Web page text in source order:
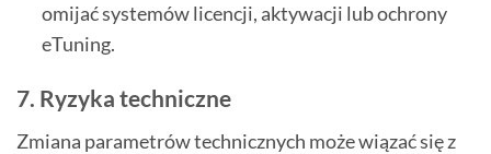
omijać systemów licencji, aktywacji lub ochrony
eTuning.
7. Ryzyka techniczne
Zmiana parametrów technicznych może wiązać się z